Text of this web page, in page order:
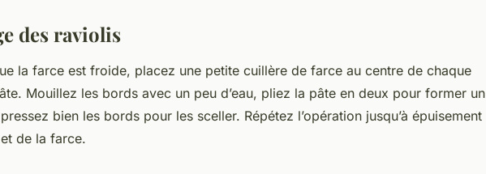
des raviolis
la farce est froide, placez une petite cuillère de farce au centre de chaque
Mouillez les bords avec un peu d’eau, pliez la pâte en deux pour former un
bien les bords pour les sceller. Répétez l’opération jusqu’à épuisement
de la farce.